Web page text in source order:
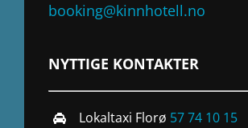
booking@kinnhotell.no
NYTTIGE KONTAKTER
Lokaltaxi Florø 57 74 10 15